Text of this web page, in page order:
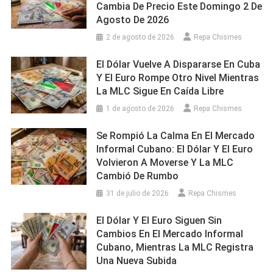
Cambia De Precio Este Domingo 2 De
Agosto De 2026
2 de agosto de 2026 Repa Chismes
El Dólar Vuelve A Dispararse En Cuba
Y El Euro Rompe Otro Nivel Mientras
La MLC Sigue En Caída Libre
1 de agosto de 2026 Repa Chismes
Se Rompió La Calma En El Mercado
Informal Cubano: El Dólar Y El Euro
Volvieron A Moverse Y La MLC
Cambió De Rumbo
31 de julio de 2026 Repa Chismes
El Dólar Y El Euro Siguen Sin
Cambios En El Mercado Informal
Cubano, Mientras La MLC Registra
Una Nueva Subida